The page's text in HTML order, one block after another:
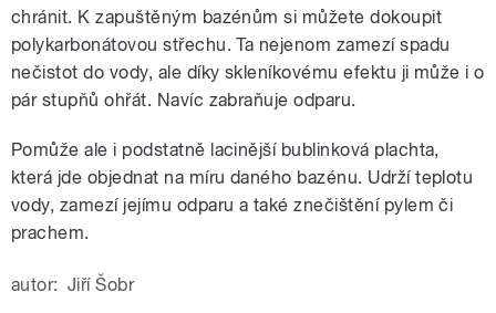
chránit. K zapuštěným bazénům si můžete dokoupit
polykarbonátovou střechu. Ta nejenom zamezí spadu
nečistot do vody, ale díky skleníkovému efektu ji může i o
pár stupňů ohřát. Navíc zabraňuje odparu.
Pomůže ale i podstatně lacinější bublinková plachta,
která jde objednat na míru daného bazénu. Udrží teplotu
vody, zamezí jejímu odparu a také znečištění pylem či
prachem.
autor: Jiří Šobr